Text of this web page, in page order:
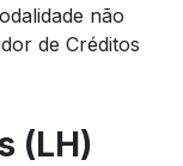
não
de Créditos
(LH)